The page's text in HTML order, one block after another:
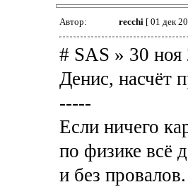
Автор: recchi [ 01 дек
# SAS » 30
Денис, насчёт
-----
Если ничего
по физике всё
и без провалов.